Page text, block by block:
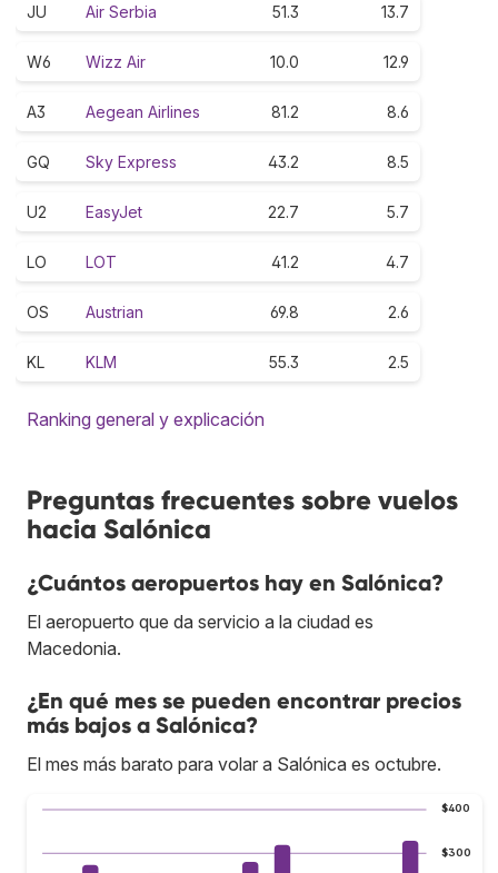
JU Air Serbia 51.3 13.7
W6 Wizz Air 10.0 12.9
A3 Aegean Airlines 81.2 8.6
GQ Sky Express 43.2 8.5
U2 EasyJet 22.7 5.7
LO LOT 41.2 4.7
OS Austrian 69.8 2.6
KL KLM 55.3 2.5
Ranking general y explicación
Preguntas frecuentes sobre vuelos
hacia Salónica
¿Cuántos aeropuertos hay en Salónica?
El aeropuerto que da servicio a la ciudad es
Macedonia.
¿En qué mes se pueden encontrar precios
más bajos a Salónica?
El mes más barato para volar a Salónica es octubre.
$300
$400